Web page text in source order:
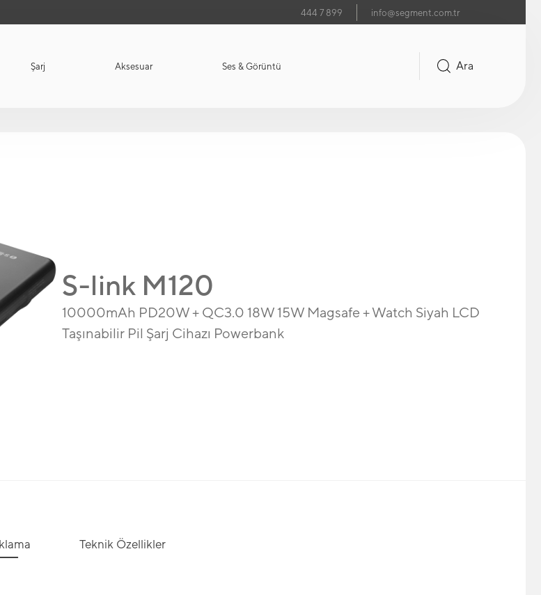
444 7 899 info@segment.com.tr
Şarj Aksesuar Ses & Görüntü Ara
S-link M120
10000mAh PD20W + QC3.0 18W 15W Magsafe + Watch Siyah LCD
Taşınabilir Pil Şarj Cihazı Powerbank
Teknik Özellikler